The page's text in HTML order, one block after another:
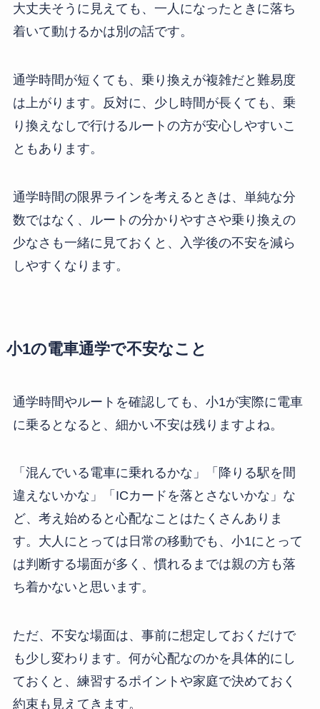
大丈夫そうに見えても、一人になったときに落ち
着いて動けるかは別の話です。
通学時間が短くても、乗り換えが複雑だと難易度
は上がります。反対に、少し時間が長くても、乗
り換えなしで行けるルートの方が安心しやすいこ
ともあります。
通学時間の限界ラインを考えるときは、単純な分
数ではなく、ルートの分かりやすさや乗り換えの
少なさも一緒に見ておくと、入学後の不安を減ら
しやすくなります。
小1の電車通学で不安なこと
通学時間やルートを確認しても、小1が実際に電車
に乗るとなると、細かい不安は残りますよね。
「混んでいる電車に乗れるかな」「降りる駅を間
違えないかな」「ICカードを落とさないかな」な
ど、考え始めると心配なことはたくさんありま
す。大人にとっては日常の移動でも、小1にとって
は判断する場面が多く、慣れるまでは親の方も落
ち着かないと思います。
ただ、不安な場面は、事前に想定しておくだけで
も少し変わります。何が心配なのかを具体的にし
ておくと、練習するポイントや家庭で決めておく
約束も見えてきます。